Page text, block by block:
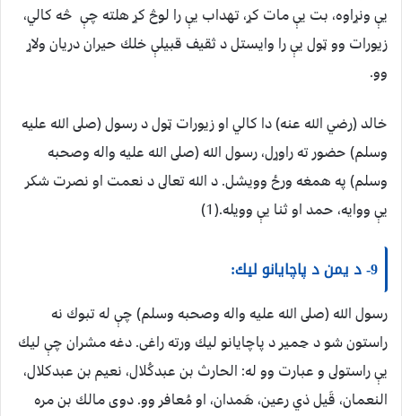
يې ونړاوه، بت يې مات كړ، تهداب يې را لوڅ كړ هلته چې څه كالي،
زيورات وو ټول يې را وايستل د ثقيف قبيلې خلك حيران دريان ولاړ
وو.
خالد (رضي الله عنه) دا كالي او زيورات ټول د رسول (صلى الله عليه
وسلم) حضور ته راوړل، رسول الله (صلى الله عليه واله وصحبه
وسلم) په همغه ورځ وويشل. د الله تعالى د نعمت او نصرت شكر
يې ووايه، حمد او ثنا يې وويله.(1)
9- د يمن د پاچايانو ليك:
رسول الله (صلى الله عليه واله وصحبه وسلم) چې له تبوك نه
راستون شو د حِمير د پاچايانو ليك ورته راغى. دغه مشران چې ليك
يې راستولى و عبارت وو له: الحارث بن عبدكُلال، نعيم بن عبدكلال،
النعمان، قَيل ذي رعين، هَمدان، او مُعافر وو. دوى مالك بن مره